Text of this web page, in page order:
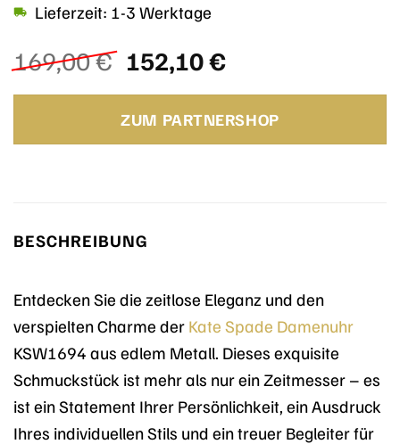
169,00€ Ursprünglicher
Preis
war:
169,00 €
152,10€Aktueller
ist:
152,10 €.
Lieferzeit: 1-3 Werktage
ZUM PARTNERSHOP
BESCHREIBUNG
Entdecken Sie die zeitlose Eleganz und den
verspielten Charme der Kate Spade Damenuhr
KSW1694 aus edlem Metall. Dieses exquisite
Schmuckstück ist mehr als nur ein Zeitmesser – es
ist ein Statement Ihrer Persönlichkeit, ein Ausdruck
Ihres individuellen Stils und ein treuer Begleiter für